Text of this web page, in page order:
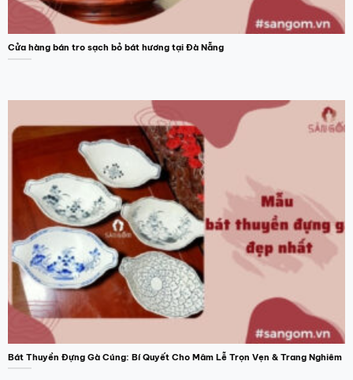
Cửa hàng bán tro sạch bỏ bát hương tại Đà Nẵng
Bát Thuyền Đựng Gà Cúng: Bí Quyết Cho Mâm Lễ Trọn Vẹn & Trang Nghiêm